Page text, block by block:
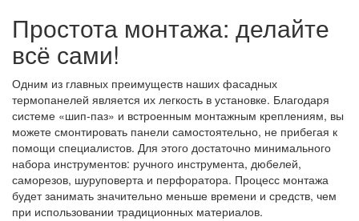
Простота монтажа: делайте
всё сами!
Одним из главных преимуществ наших фасадных
термопанелей является их легкость в установке. Благодаря
системе «шип-паз» и встроенным монтажным креплениям, вы
можете смонтировать панели самостоятельно, не прибегая к
помощи специалистов. Для этого достаточно минимального
набора инструментов: ручного инструмента, дюбелей,
саморезов, шуруповерта и перфоратора. Процесс монтажа
будет занимать значительно меньше времени и средств, чем
при использовании традиционных материалов.